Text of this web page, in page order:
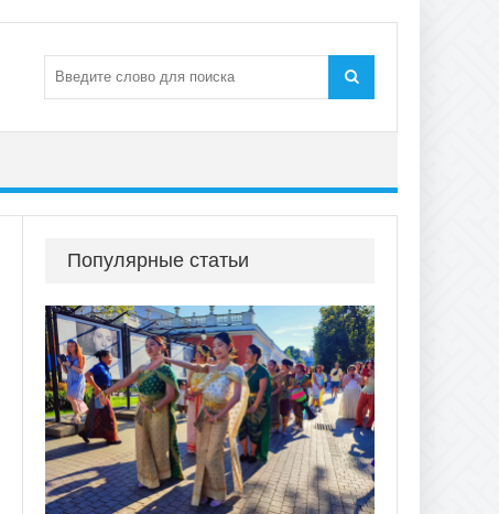
Популярные статьи